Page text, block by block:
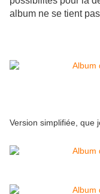
album ne se tient
Version simplifiée, que